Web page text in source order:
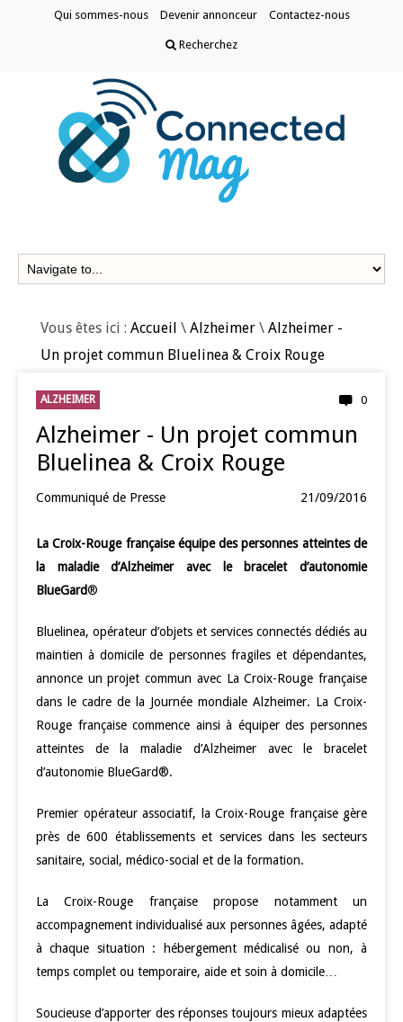
Qui sommes-nous Devenir annonceur Contactez-nous
Recherchez
Vous êtes ici : Accueil \ Alzheimer \ Alzheimer -
Un projet commun Bluelinea & Croix Rouge
ALZHEIMER 0
Alzheimer - Un projet commun
Bluelinea & Croix Rouge
Communiqué de Presse 21/09/2016
La Croix-Rouge française équipe des personnes atteintes de
la maladie d’Alzheimer avec le bracelet d’autonomie
BlueGard®
Bluelinea, opérateur d’objets et services connectés dédiés au
maintien à domicile de personnes fragiles et dépendantes,
annonce un projet commun avec La Croix-Rouge française
dans le cadre de la Journée mondiale Alzheimer. La Croix-
Rouge française commence ainsi à équiper des personnes
atteintes de la maladie d’Alzheimer avec le bracelet
d’autonomie BlueGard®.
Premier opérateur associatif, la Croix-Rouge française gère
près de 600 établissements et services dans les secteurs
sanitaire, social, médico-social et de la formation.
La Croix-Rouge française propose notamment un
accompagnement individualisé aux personnes âgées, adapté
à chaque situation : hébergement médicalisé ou non, à
temps complet ou temporaire, aide et soin à domicile…
Soucieuse d’apporter des réponses toujours mieux adaptées